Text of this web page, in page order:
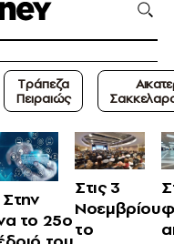
Tράπεζα
Πειραιώς
το 25ο
Στις 3
Νοεμβρίου
το